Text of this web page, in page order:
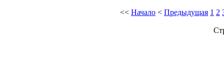
<< Начало < Предыдущая 1 2